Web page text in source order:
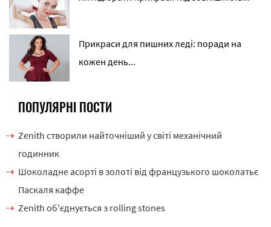
Прикраси для пишних леді: поради на
кожен день...
ПОПУЛЯРНІ ПОСТИ
Zenith створили найточніший у світі механічний
годинник
Шоколадне асорті в золоті від французького шоколатьє
Паскаля каффе
Zenith об'єднується з rolling stones